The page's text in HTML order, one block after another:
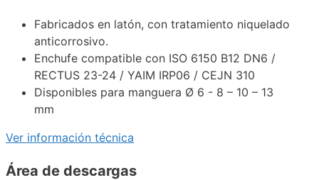
Fabricados en latón, con tratamiento niquelado
anticorrosivo.
Enchufe compatible con ISO 6150 B12 DN6 /
RECTUS 23-24 / YAIM IRP06 / CEJN 310
Disponibles para manguera Ø 6 - 8 – 10 – 13
mm
Ver información técnica
Área de descargas